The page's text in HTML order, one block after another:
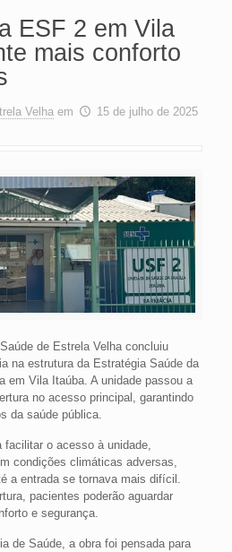
ESF 2 em Vila
mais conforto
Velha em 15 de julho de 2025
de Estrela Velha concluiu
na estrutura da Estratégia Saúde da
em Vila Itaúba. A unidade passou a
no acesso principal, garantindo
da saúde pública.
facilitar o acesso à unidade,
condições climáticas adversas,
a entrada se tornava mais difícil.
pacientes poderão aguardar
e segurança.
de Saúde, a obra foi pensada para